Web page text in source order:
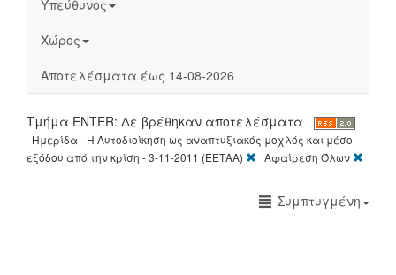
Υπεύθυνος
Χώρος
Αποτελέσματα έως 14-08-2026
Τμήμα ENTER: Δε βρέθηκαν αποτελέσματα
Ημερίδα - Η Αυτοδιοίκηση ως αναπτυξιακός μοχλός και μέσο
εξόδου από την κρίση - 3-11-2011 (ΕΕΤΑΑ)
[X]Αφαίρεση Όλων
Συμπτυγμένη